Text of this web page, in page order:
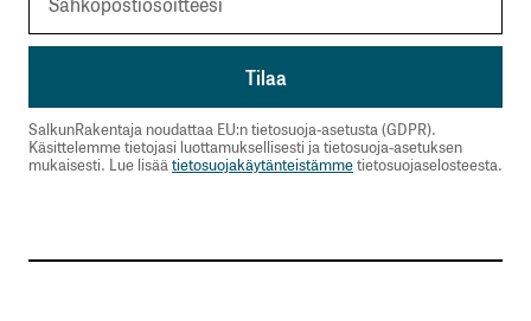
SalkunRakentaja noudattaa EU:n tietosuoja-asetusta (GDPR).
Käsittelemme tietojasi luottamuksellisesti ja tietosuoja-asetuksen
mukaisesti. Lue lisäätietosuojakäytänteistämmetietosuojaselosteesta.